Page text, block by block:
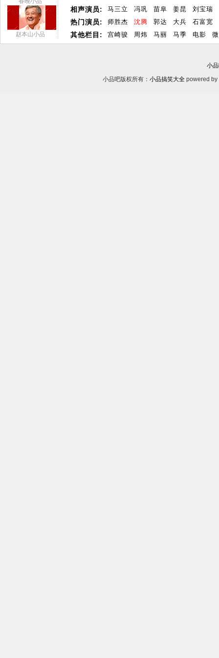
赵本山小品
相声演员:
热门演员:
其他栏目:
马三立 冯巩 苗阜 姜昆
刘宝瑞
师胜杰
沈腾 郭达 大兵
石富宽
宫崎骏
周炜 马丽 马季 电影
小
小品吧版权所有： 小品搞笑大全 powered by